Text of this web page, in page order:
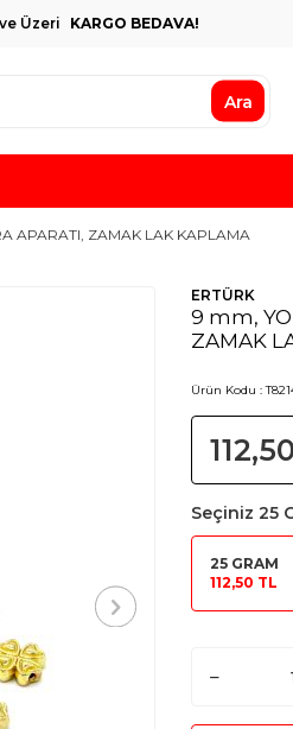
Üzeri KARGO BEDAVA!
Ara
APARATI, ZAMAK LAK KAPLAMA
ERTÜRK
9 mm,
ZAMAK
Ürün Kodu :
112,50
Seçiniz 25
25 GRAM
112,50 TL